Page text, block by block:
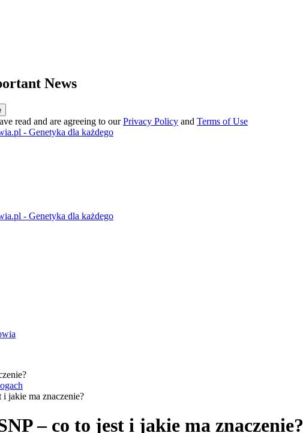
News
read and are agreeing to ourPrivacy Policy and Terms of Use
jakie ma znaczenie?
– co to jest i jakie ma znaczenie?